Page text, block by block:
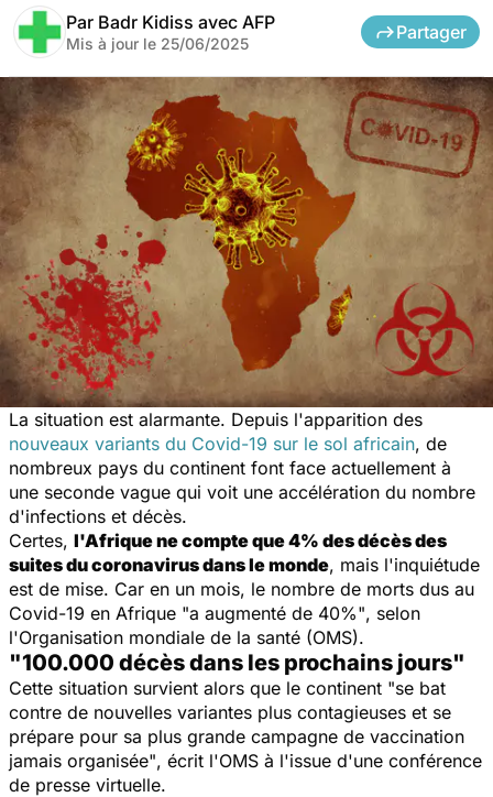
Par Badr Kidiss avec AFP
Mis à jour le 25/06/2025
Partager
La situation est alarmante. Depuis l'apparition des
nouveaux variants du Covid-19 sur le sol africain, de
nombreux pays du continent font face actuellement à
une seconde vague qui voit une accélération du nombre
d'infections et décès.
Certes, l'Afrique ne compte que 4% des décès des
suites du coronavirus dans le monde, mais l'inquiétude
est de mise. Car en un mois, le nombre de morts dus au
Covid-19 en Afrique "a augmenté de 40%", selon
l'Organisation mondiale de la santé (OMS).
"100.000 décès dans les prochains jours"
Cette situation survient alors que le continent "se bat
contre de nouvelles variantes plus contagieuses et se
prépare pour sa plus grande campagne de vaccination
jamais organisée", écrit l'OMS à l'issue d'une conférence
de presse virtuelle.